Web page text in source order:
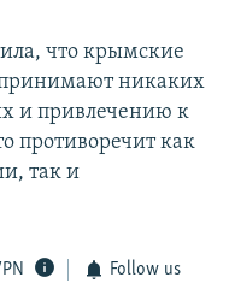
что крымские
никаких
и привлечению к
противоречит как
так и
Follow us